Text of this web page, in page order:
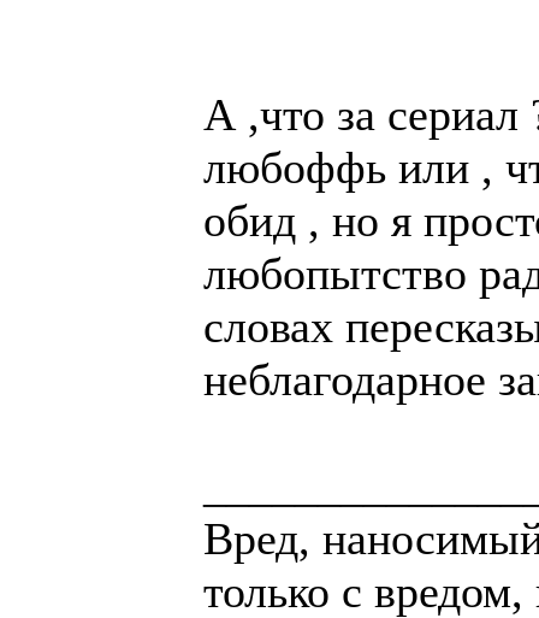
А ,что за
любоффь или ,
обид , но я
любопытство
словах
неблагодарное
Вред,
только с